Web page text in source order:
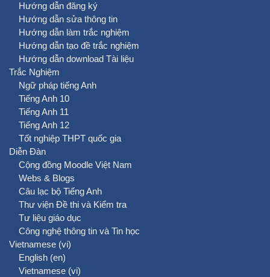
Hướng dẫn đăng ký
Hướng dẫn sửa thông tin
Hướng dẫn làm trắc nghiệm
Hướng dẫn tạo đề trắc nghiệm
Hướng dẫn download Tài liệu
Trắc Nghiệm
Ngữ pháp tiếng Anh
Tiếng Anh 10
Tiếng Anh 11
Tiếng Anh 12
Tốt nghiệp THPT quốc gia
Diễn Đàn
Cộng đồng Moodle Việt Nam
Webs & Blogs
Câu lạc bộ Tiếng Anh
Thư viện Đề thi và Kiểm tra
Tư liệu giáo dục
Công nghệ thông tin và Tin học
Vietnamese ‎(vi)‎
English ‎(en)‎
Vietnamese ‎(vi)‎